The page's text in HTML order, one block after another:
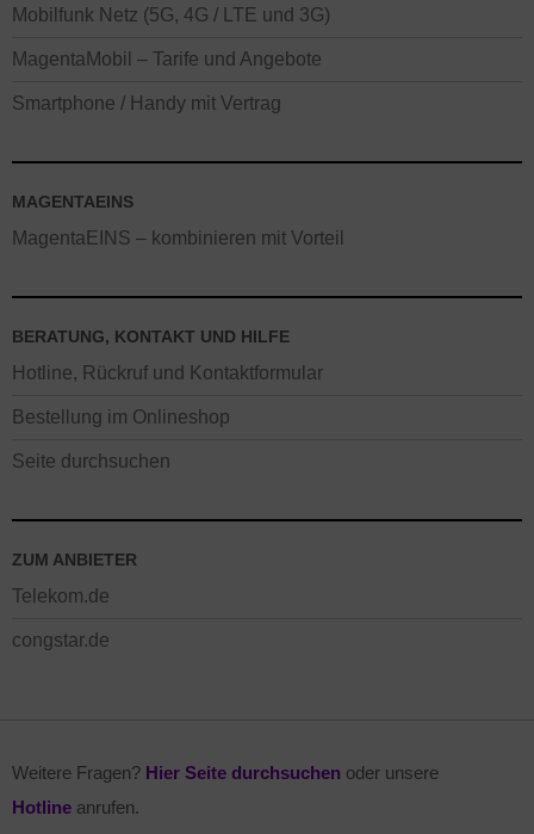
Mobilfunk Netz (5G, 4G / LTE und 3G)
MagentaMobil – Tarife und Angebote
Smartphone / Handy mit Vertrag
MAGENTAEINS
MagentaEINS – kombinieren mit Vorteil
BERATUNG, KONTAKT UND HILFE
Hotline, Rückruf und Kontaktformular
Bestellung im Onlineshop
Seite durchsuchen
ZUM ANBIETER
Telekom.de
congstar.de
Weitere Fragen? Hier Seite durchsuchen oder unsere
Hotline anrufen.